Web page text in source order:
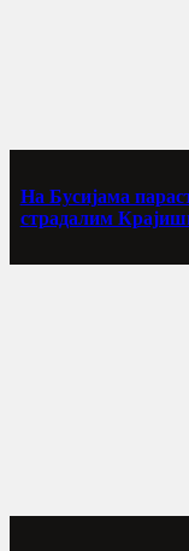
На Бусијама
страдалим